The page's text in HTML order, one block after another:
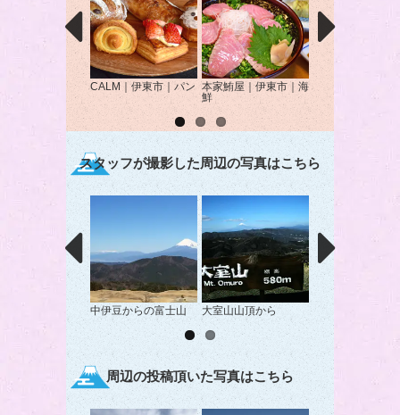
CALM｜伊東市｜パン 本家鮪屋｜伊東市｜海
鮮
リーカフェ）｜
｜カフェ
スタッフが撮影した周辺の写真はこちら
中伊豆からの富士山 大室山山頂から
伊豆ハイツから
山
周辺の投稿頂いた写真はこちら